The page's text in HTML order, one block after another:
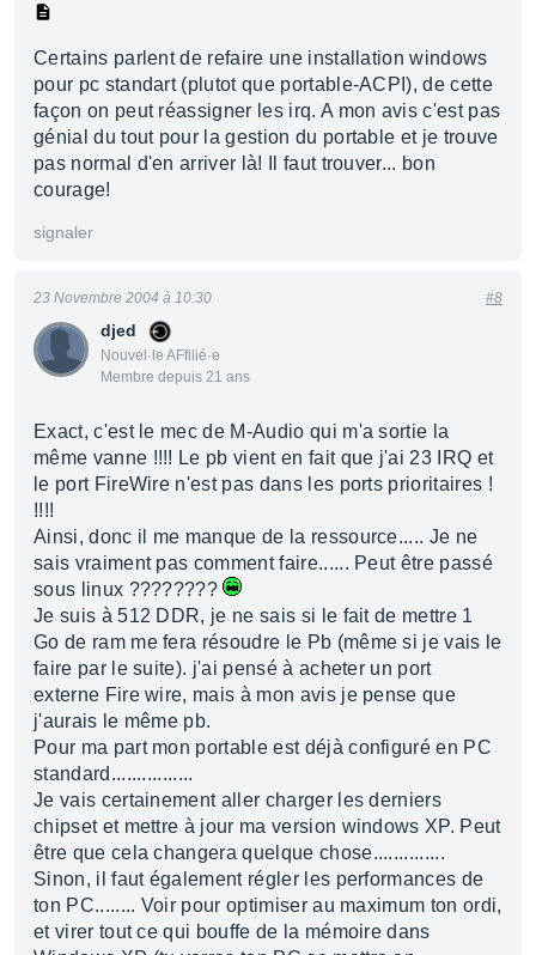
Certains parlent de refaire une installation windows
pour pc standart (plutot que portable-ACPI), de cette
façon on peut réassigner les irq. A mon avis c'est pas
génial du tout pour la gestion du portable et je trouve
pas normal d'en arriver là! Il faut trouver... bon
courage!
signaler
djed
Nouvel·le AFfilié·e
Membre depuis 21 ans
23 Novembre 2004 à 10:30 #8
Exact, c'est le mec de M-Audio qui m'a sortie la
même vanne !!!! Le pb vient en fait que j'ai 23 IRQ et
le port FireWire n'est pas dans les ports prioritaires !
!!!!
Ainsi, donc il me manque de la ressource..... Je ne
sais vraiment pas comment faire...... Peut être passé
sous linux ????????
Je suis à 512 DDR, je ne sais si le fait de mettre 1
Go de ram me fera résoudre le Pb (même si je vais le
faire par le suite). j'ai pensé à acheter un port
externe Fire wire, mais à mon avis je pense que
j'aurais le même pb.
Pour ma part mon portable est déjà configuré en PC
standard................
Je vais certainement aller charger les derniers
chipset et mettre à jour ma version windows XP. Peut
être que cela changera quelque chose..............
Sinon, il faut également régler les performances de
ton PC........ Voir pour optimiser au maximum ton ordi,
et virer tout ce qui bouffe de la mémoire dans